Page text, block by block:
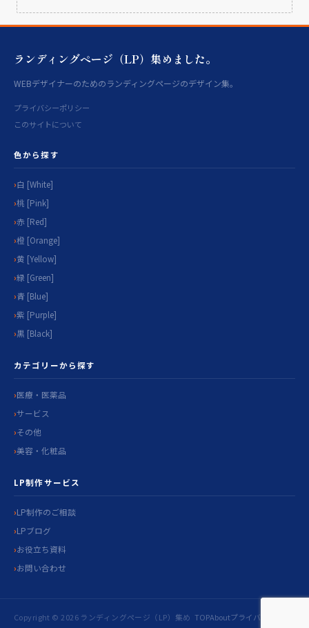
ランディングページ（LP）集めました。
WEBデザイナーのためのランディングページのデザイン集。
プライバシーポリシー
このサイトについて
色から探す
白 [White]
桃 [Pink]
赤 [Red]
橙 [Orange]
黄 [Yellow]
緑 [Green]
青 [Blue]
紫 [Purple]
黒 [Black]
カテゴリーから探す
医療・医薬品
サービス
その他
美容・化粧品
LP制作サービス
LP制作のご相談
LPブログ
お役立ち資料
お問い合わせ
Copyright © 2026 ランディングページ（LP）集め TOPAboutプライバシ